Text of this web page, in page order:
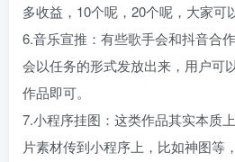
多收益，10个呢，20个呢，大家可
6.音乐宣推：有些歌手会和抖音合
会以任务的形式发放出来，用户可
作品即可。
7.小程序挂图：这类作品其实本质
片素材传到小程序上，比如神图等